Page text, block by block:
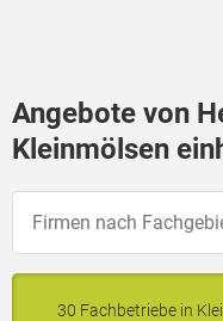
Angebote von
Kleinmölsen
30 Fachbetriebe in